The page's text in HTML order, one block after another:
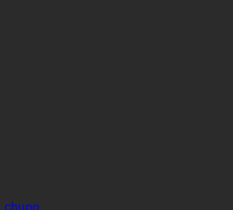
chung